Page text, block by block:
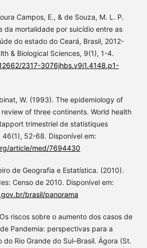
Campos, E., & de Souza, M. L. P.
da mortalidade por suicídio entre as
do estado do Ceará, Brasil, 2012-
& Biological Sciences, 9(1), 1-4.
2317-3076jhbs.v9i1.4148.p1-
W. (1993). The epidemiology of
of three continents. World health
trimestriel de statistiques
46(1), 52-68. Disponível em:
article/med/7694430
de Geografia e Estatística. (2010).
Censo de 2010. Disponível em:
brasil/panorama
riscos sobre o aumento dos casos de
Pandemia: perspectivas para a
do Rio Grande do Sul–Brasil. Ágora (St.